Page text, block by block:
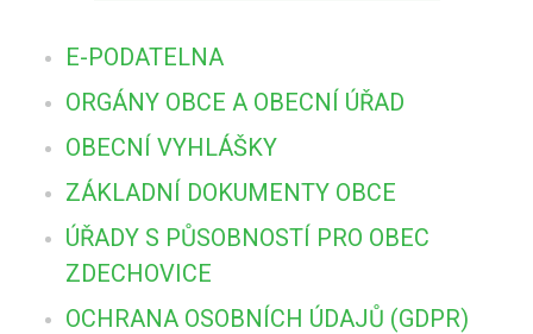
E-PODATELNA
ORGÁNY OBCE A OBECNÍ ÚŘAD
OBECNÍ VYHLÁŠKY
ZÁKLADNÍ DOKUMENTY OBCE
ÚŘADY S PŮSOBNOSTÍ PRO OBEC
ZDECHOVICE
OCHRANA OSOBNÍCH ÚDAJŮ (GDPR)